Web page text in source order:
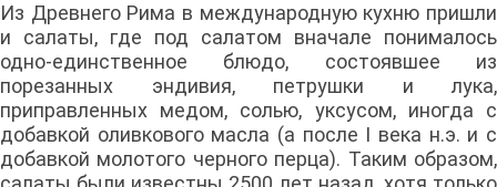
Из Древнего Рима в международную кухню пришли
и салаты, где под салатом вначале понималось
одно-единственное блюдо, состоявшее из
порезанных эндивия, петрушки и лука,
приправленных медом, солью, уксусом, иногда с
добавкой оливкового масла (а после I века н.э. и с
добавкой молотого черного перца). Таким образом,